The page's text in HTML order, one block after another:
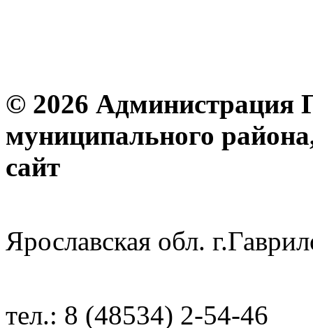
© 2026 Администрация
муниципального
Ярославская обл.
тел.: 8 (48534) 2-54-46